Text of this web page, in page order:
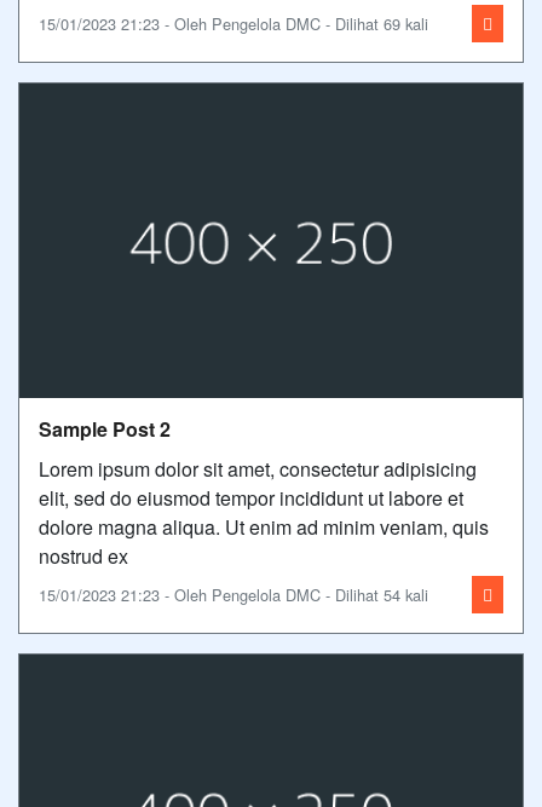
15/01/2023 21:23 - Oleh Pengelola DMC - Dilihat 69 kali
Sample Post 2
Lorem ipsum dolor sit amet, consectetur adipisicing
elit, sed do eiusmod tempor incididunt ut labore et
dolore magna aliqua. Ut enim ad minim veniam, quis
nostrud ex
15/01/2023 21:23 - Oleh Pengelola DMC - Dilihat 54 kali